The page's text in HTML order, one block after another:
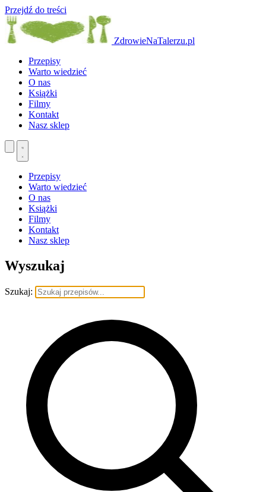
Przejdź do treści
ZdrowieNaTalerzu.pl
Przepisy
Warto wiedzieć
O nas
Książki
Filmy
Kontakt
Nasz sklep
Przepisy
Warto wiedzieć
O nas
Książki
Filmy
Kontakt
Nasz sklep
Wyszukaj
Szukaj: